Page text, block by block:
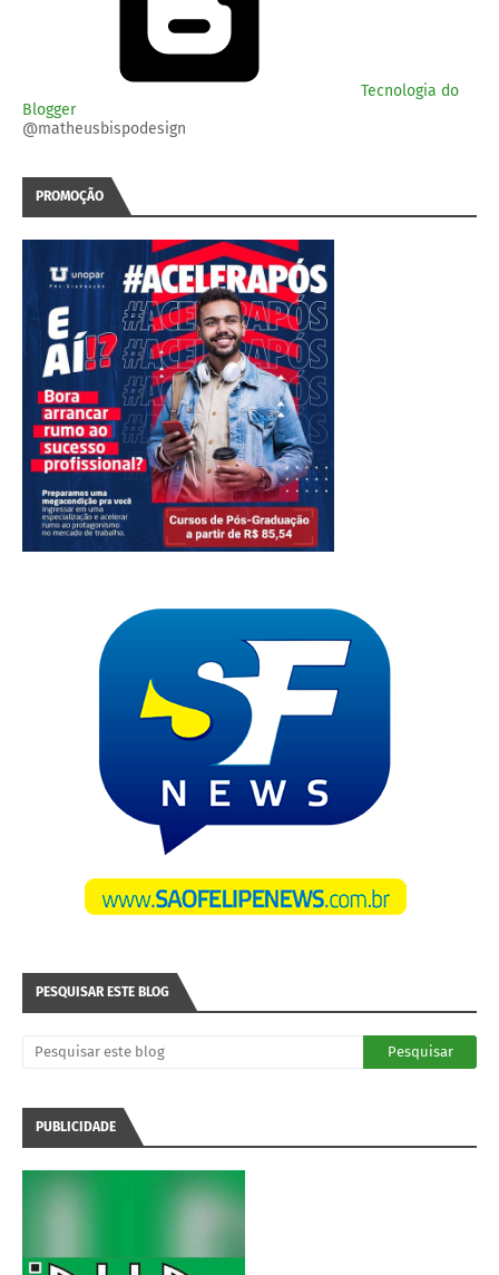
Tecnologia do
Blogger
@matheusbispodesign
PROMOÇÃO
PESQUISAR ESTE BLOG
PUBLICIDADE